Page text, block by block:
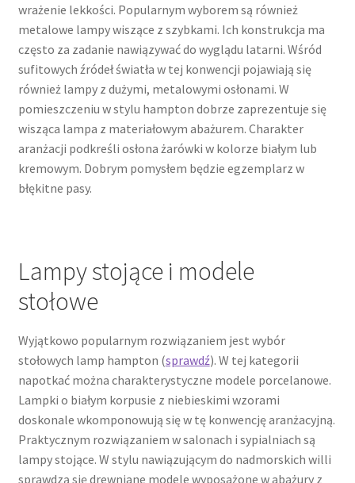
wrażenie lekkości. Popularnym wyborem są również
metalowe lampy wiszące z szybkami. Ich konstrukcja ma
często za zadanie nawiązywać do wyglądu latarni. Wśród
sufitowych źródeł światła w tej konwencji pojawiają się
również lampy z dużymi, metalowymi osłonami. W
pomieszczeniu w stylu hampton dobrze zaprezentuje się
wisząca lampa z materiałowym abażurem. Charakter
aranżacji podkreśli osłona żarówki w kolorze białym lub
kremowym. Dobrym pomysłem będzie egzemplarz w
błękitne pasy.
Lampy stojące i modele
stołowe
Wyjątkowo popularnym rozwiązaniem jest wybór
stołowych lamp hampton (sprawdź). W tej kategorii
napotkać można charakterystyczne modele porcelanowe.
Lampki o białym korpusie z niebieskimi wzorami
doskonale wkomponowują się w tę konwencję aranżacyjną.
Praktycznym rozwiązaniem w salonach i sypialniach są
lampy stojące. W stylu nawiązującym do nadmorskich willi
sprawdzą się drewniane modele wyposażone w abażury z